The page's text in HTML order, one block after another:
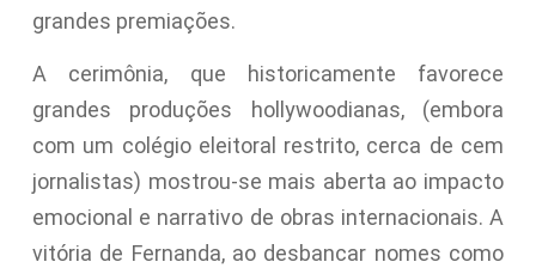
grandes premiações.
A cerimônia, que historicamente favorece
grandes produções hollywoodianas, (embora
com um colégio eleitoral restrito, cerca de cem
jornalistas) mostrou-se mais aberta ao impacto
emocional e narrativo de obras internacionais. A
vitória de Fernanda, ao desbancar nomes como